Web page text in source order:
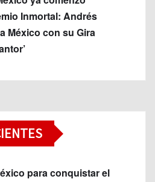
Inmortal: Andrés
México con su Gira
para conquistar el